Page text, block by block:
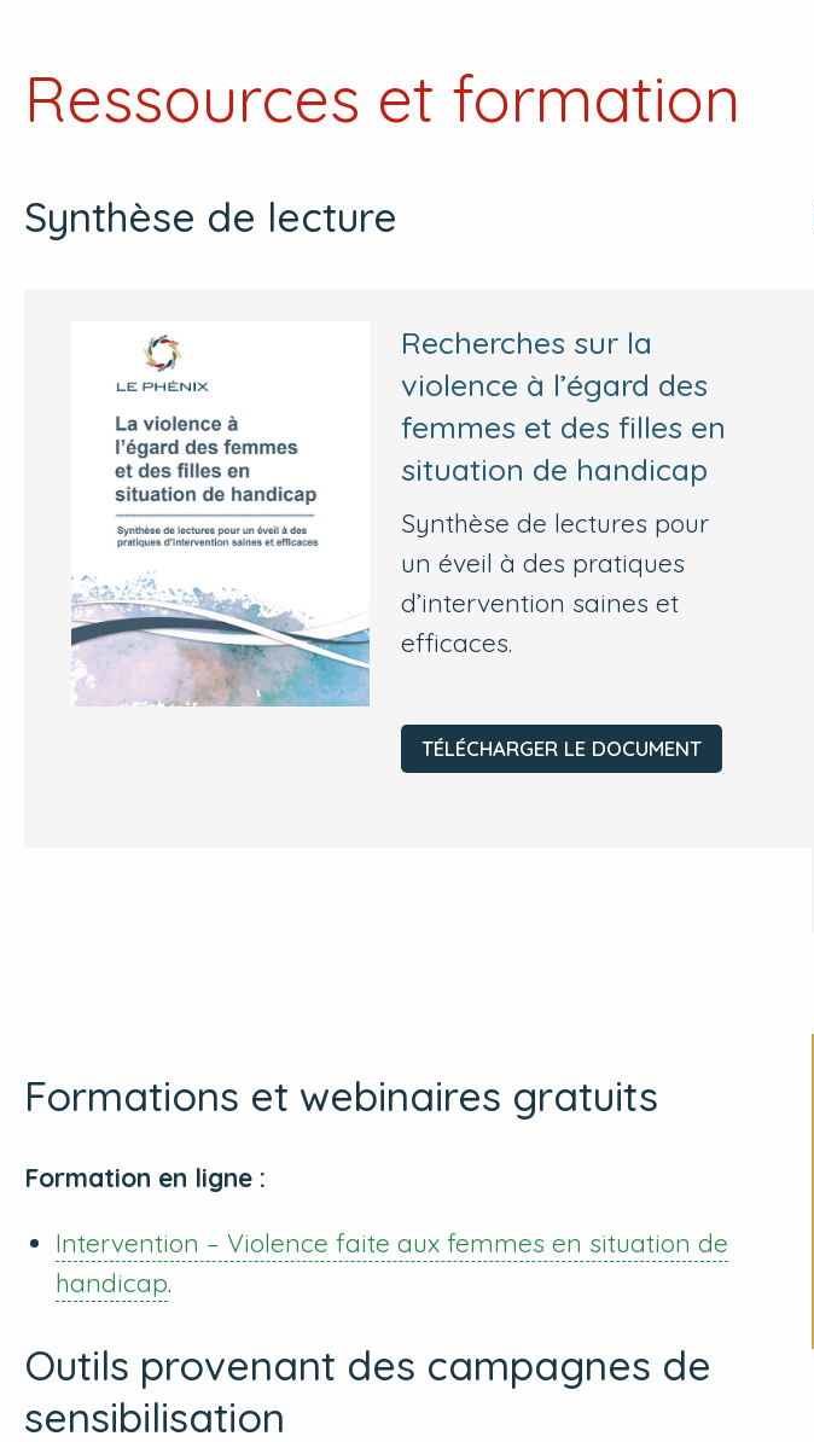
Ressources et formation
Synthèse de lecture
Recherches sur la
violence à l’égard des
femmes et des filles en
situation de handicap
Synthèse de lectures pour
un éveil à des pratiques
d’intervention saines et
efficaces.
TÉLÉCHARGER LE DOCUMENT
Formations et webinaires gratuits
Formation en ligne :
Intervention – Violence faite aux femmes en situation de
handicap.
Outils provenant des campagnes de
sensibilisation